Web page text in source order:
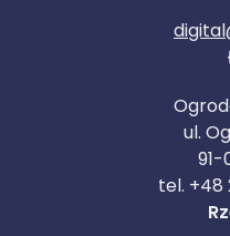
ul.
91-
tel. +48